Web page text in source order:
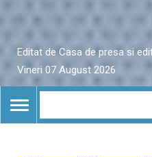
Editat de Casa de presa si
Vineri 07 August 2026
TOGGLE
NAVIGATION